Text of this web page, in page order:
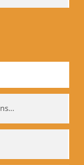
Russische Akademie für Theaterkunst – GITIS